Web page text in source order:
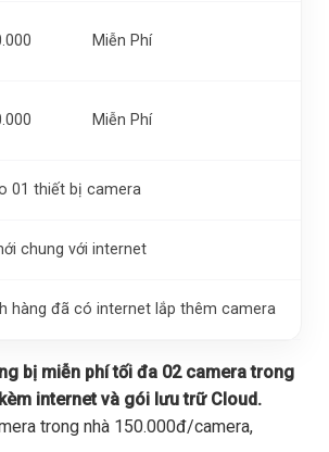
Miễn Phí
Miễn Phí
01 thiết bị camera
chung với internet
hàng đã có internet lắp thêm camera
bị miễn phí tối đa 02 camera trong
internet và gói lưu trữ Cloud.
trong nhà 150.000đ/camera,